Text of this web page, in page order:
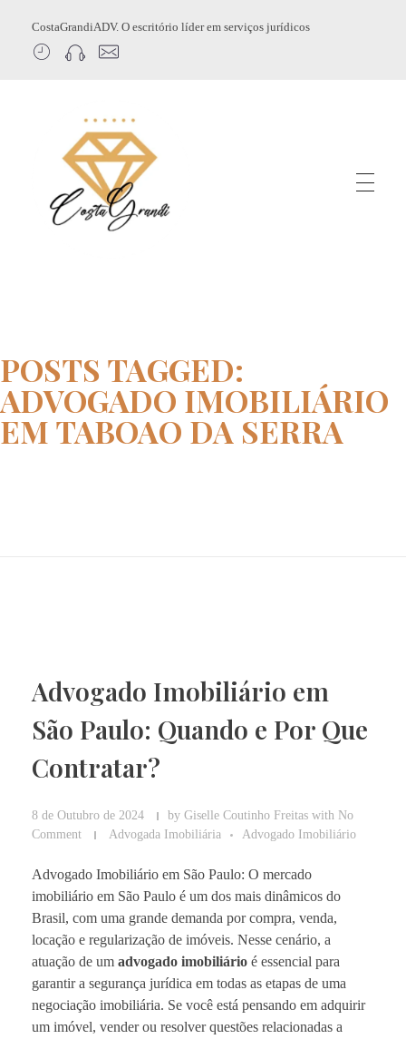
CostaGrandiADV. O escritório líder em serviços jurídicos
POSTS TAGGED:
ADVOGADO IMOBILIÁRIO
EM TABOAO DA SERRA
Advogado Imobiliário em
São Paulo: Quando e Por Que
Contratar?
8 de Outubro de 2024 by Giselle Coutinho Freitas with No
Comment
Advogada Imobiliária Advogado Imobiliário
Advogado Imobiliário em São Paulo: O mercado
imobiliário em São Paulo é um dos mais dinâmicos do
Brasil, com uma grande demanda por compra, venda,
locação e regularização de imóveis. Nesse cenário, a
atuação de um advogado imobiliário é essencial para
garantir a segurança jurídica em todas as etapas de uma
negociação imobiliária. Se você está pensando em adquirir
um imóvel, vender ou resolver questões relacionadas a